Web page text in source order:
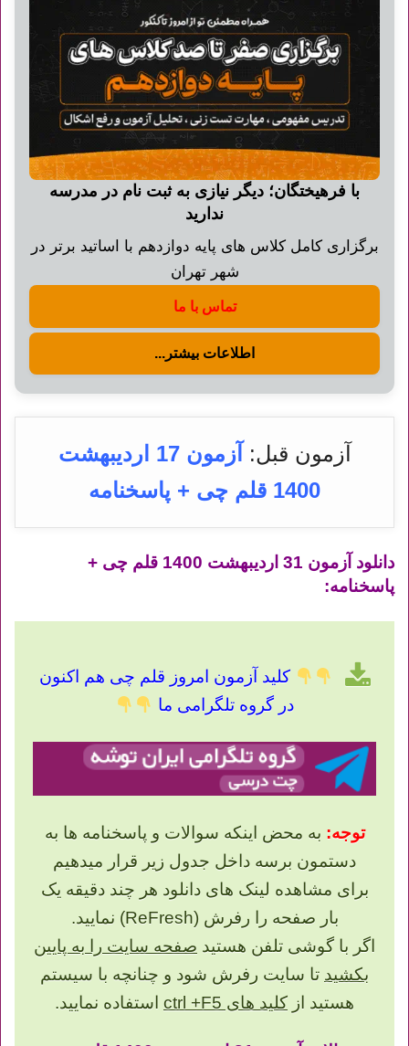
با فرهیختگان؛ دیگر نیازی به ثبت نام در مدرسه
ندارید
برگزاری کامل کلاس های پایه دوازدهم با اساتید برتر در
شهر تهران
تماس با ما
اطلاعات بیشتر...
آزمون قبل:
آزمون 17 اردیبهشت
1400 قلم چی + پاسخنامه
دانلود آزمون 31 اردیبهشت
1400 قلم چی +
پاسخنامه:
کلید آزمون امروز قلم چی هم اکنون
در گروه تلگرامی ما
توجه: به محض اینکه سوالات و پاسخنامه ها به
دستمون برسه داخل جدول زیر قرار میدهیم
برای مشاهده لینک های دانلود هر چند دقیقه یک
بار صفحه را رفرش (ReFresh) نمایید.
اگر با گوشی تلفن هستید صفحه سایت را به پایین
بکشید تا سایت رفرش شود و چنانچه با سیستم
هستید از کلید های ctrl +F5 استفاده نمایید.